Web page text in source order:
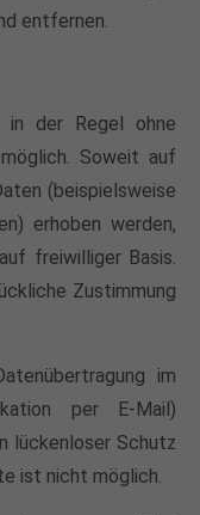
entfernen.
in der Regel ohne
Soweit auf
(beispielsweise
erhoben werden,
freiwilliger Basis.
Zustimmung
im
per E-Mail)
lückenloser Schutz
ist nicht möglich.